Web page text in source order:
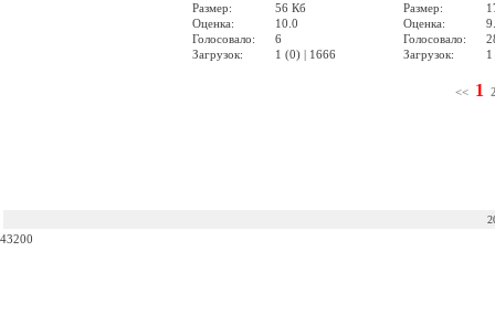
Размер:
56 Кб
Оценка:
10.0
Голосовало:
6
Загрузок:
1 (0) | 1666
Размер:
Оценка:
Голосовало:
Загрузок:
<< 1
43200